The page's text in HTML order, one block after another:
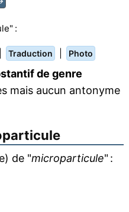
:
Traduction Photo
de genre
mais aucun antonyme
de "microparticule" :